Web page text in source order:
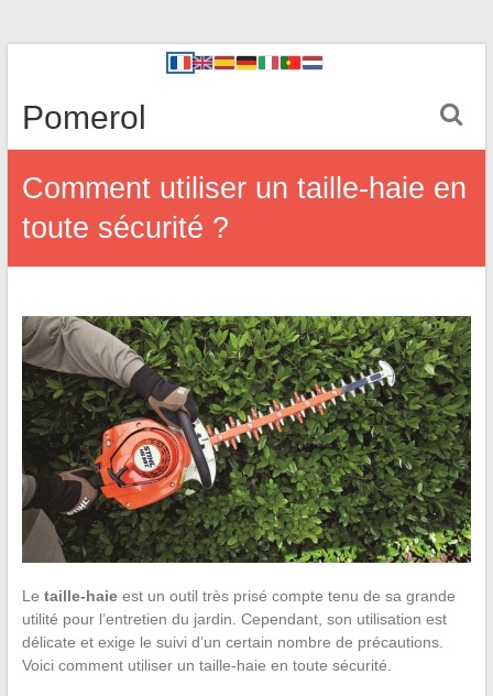
Pomerol
Comment utiliser un taille-haie en
toute sécurité ?
Le taille-haie est un outil très prisé compte tenu de sa grande
utilité pour l’entretien du jardin. Cependant, son utilisation est
délicate et exige le suivi d’un certain nombre de précautions.
Voici comment utiliser un taille-haie en toute sécurité.